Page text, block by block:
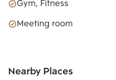
Gym, Fitness
Meeting room
Nearby Places